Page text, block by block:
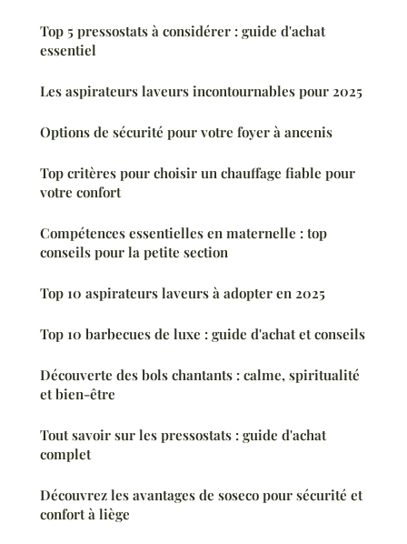
Top 5 pressostats à considérer : guide d'achat
essentiel
Les aspirateurs laveurs incontournables pour 2025
Options de sécurité pour votre foyer à ancenis
Top critères pour choisir un chauffage fiable pour
votre confort
Compétences essentielles en maternelle : top
conseils pour la petite section
Top 10 aspirateurs laveurs à adopter en 2025
Top 10 barbecues de luxe : guide d'achat et conseils
Découverte des bols chantants : calme, spiritualité
et bien-être
Tout savoir sur les pressostats : guide d'achat
complet
Découvrez les avantages de soseco pour sécurité et
confort à liège